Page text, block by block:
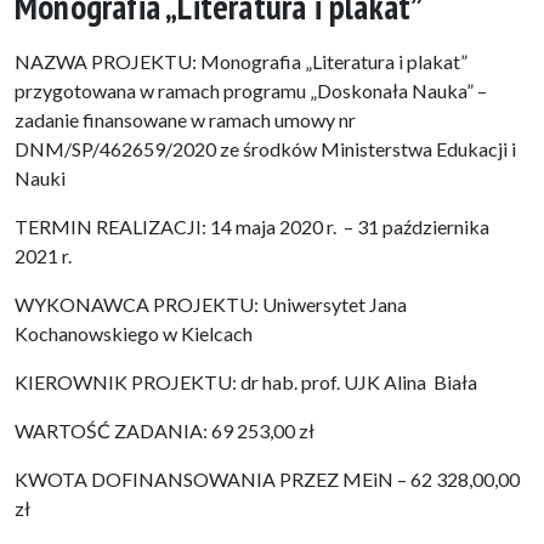
NAZWA PROJEKTU: Monografia „Literatura i plakat”
przygotowana w ramach programu „Doskonała Nauka” –
zadanie finansowane w ramach umowy nr
DNM/SP/462659/2020 ze środków Ministerstwa Edukacji i
Nauki
TERMIN REALIZACJI: 14 maja 2020 r. – 31 października
2021 r.
WYKONAWCA PROJEKTU: Uniwersytet Jana
Kochanowskiego w Kielcach
KIEROWNIK PROJEKTU: dr hab. prof. UJK Alina Biała
WARTOŚĆ ZADANIA: 69 253,00 zł
KWOTA DOFINANSOWANIA PRZEZ MEiN – 62 328,00,00
zł